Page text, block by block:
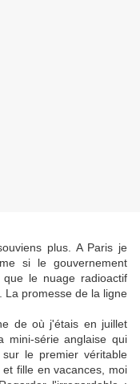
plus. A Paris je
si le gouvernement
le nuage radioactif
La promesse de la ligne
de où j'étais en juillet
mini-série anglaise qui
le premier véritable
fille en vacances, moi